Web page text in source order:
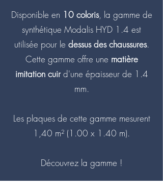
Disponible en 10 coloris, la gamme de
synthétique Modalis HYD 1.4 est
utilisée pour le dessus des chaussures.
Cette gamme offre une matière
imitation cuird'une épaisseur de 1.4
mm.
Les plaques de cette gamme mesurent
1,40 m² (1.00 x 1.40 m).
Découvrez la gamme !